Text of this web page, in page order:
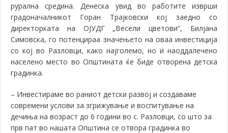
рурална средина. Денеска увид во работите изврши
градоначалникот Горан Трајковски кој заедно со
директорката на ОЈУДГ „Весели цветови“, Билјана
Симовска, го потенцираа значењето на оваа инвестиција
со кој во Разловци, како најголемо, но и наоддалечено
населено место во Општината ќе биде отворена детска
градинка.
– Инвестираме во раниот детски развој и создаваме
современи услови за згрижување и воспитување на
дечиња на возраст до 6 години во с. Разловци, со што за
прв пат во нашата Општина се отвора градинка во